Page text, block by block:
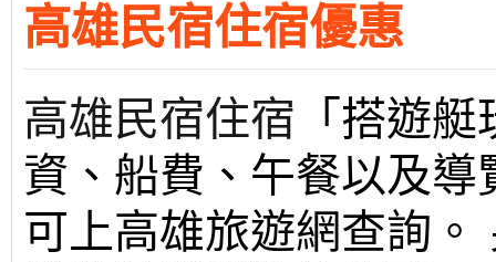
高雄民宿住宿優惠
高雄民宿住宿 「搭遊
資、船費、午餐以及
可上高雄旅遊網查詢